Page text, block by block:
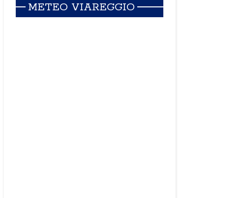
METEO VIAREGGIO